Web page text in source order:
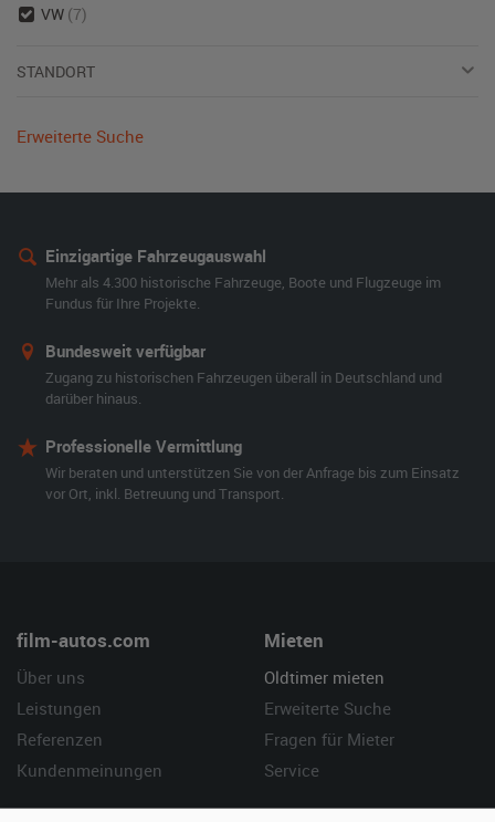
VW (7)
STANDORT
Erweiterte Suche
Einzigartige Fahrzeugauswahl
Mehr als 4.300 historische Fahrzeuge, Boote und Flugzeuge im
Fundus für Ihre Projekte.
Bundesweit verfügbar
Zugang zu historischen Fahrzeugen überall in Deutschland und
darüber hinaus.
Professionelle Vermittlung
Wir beraten und unterstützen Sie von der Anfrage bis zum Einsatz
vor Ort, inkl. Betreuung und Transport.
film-autos.com
Über uns
Leistungen
Referenzen
Kundenmeinungen
Mieten
Oldtimer mieten
Erweiterte Suche
Fragen für Mieter
Service